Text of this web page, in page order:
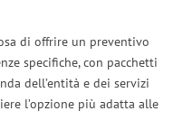
di offrire un preventivo
specifiche, con pacchetti
dell’entità e dei servizi
l’opzione più adatta alle